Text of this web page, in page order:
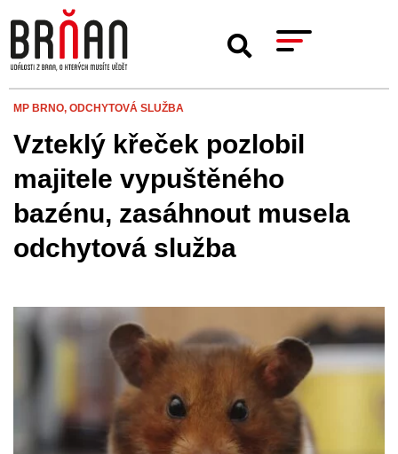
MP BRNO, ODCHYTOVÁ SLUŽBA
Vzteklý křeček pozlobil
majitele vypuštěného
bazénu, zasáhnout musela
odchytová služba